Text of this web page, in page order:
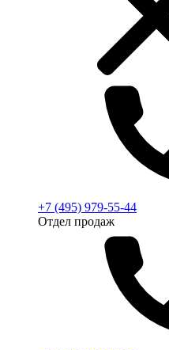
+7 (495) 979-55-44
Отдел продаж